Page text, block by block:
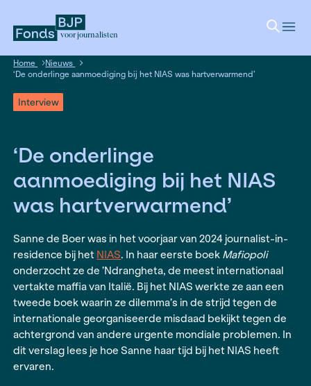
Home
Nieuws
‘De onderlinge aanmoediging bij het NIAS was
‘De onderlinge
was hartverwarmend’
Sanne de Boer was in het voorjaar van 2024
residence bij hetNIAS. In haar eerste boek
onderzocht ze de ’Ndrangheta, de meest
vertakte maffia van Italië. Bij het NIAS werkte ze